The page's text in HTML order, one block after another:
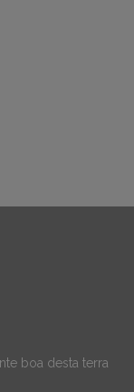
boa desta terra